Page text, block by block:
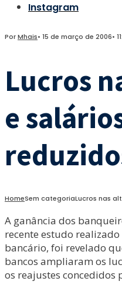
Instagram
PorMhais• 15 de março de 2006•
Lucros
e
HomeSem categoriaLucros nas
A ganância dos
recente estudo
bancário, foi revelado
bancos ampliaram os
os reajustes concedidos